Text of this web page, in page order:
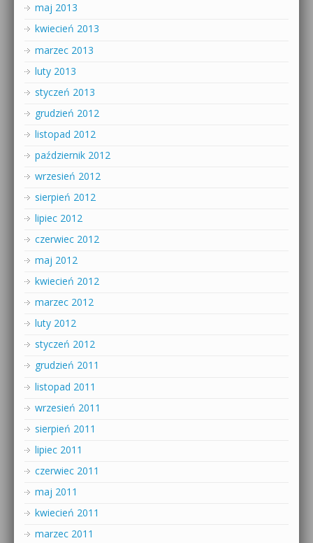
maj 2013
kwiecień 2013
marzec 2013
luty 2013
styczeń 2013
grudzień 2012
listopad 2012
październik 2012
wrzesień 2012
sierpień 2012
lipiec 2012
czerwiec 2012
maj 2012
kwiecień 2012
marzec 2012
luty 2012
styczeń 2012
grudzień 2011
listopad 2011
wrzesień 2011
sierpień 2011
lipiec 2011
czerwiec 2011
maj 2011
kwiecień 2011
marzec 2011